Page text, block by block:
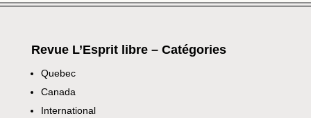
Revue L’Esprit libre – Catégories
Quebec
Canada
International